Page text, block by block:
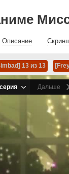
Описание
13 из 13